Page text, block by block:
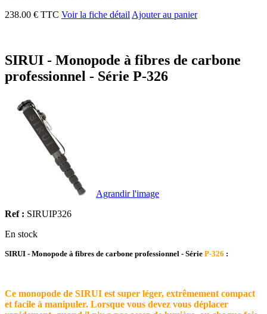
238.00 € TTC Voir la fiche détail Ajouter au panier
SIRUI - Monopode à fibres de carbone
professionnel - Série P-326
Agrandir l'image
Ref : SIRUIP326
En stock
SIRUI - Monopode à fibres de carbone professionnel - Série P-326 :
Ce monopode de SIRUI est super léger, extrêmement compact
et facile à manipuler. Lorsque vous devez vous déplacer